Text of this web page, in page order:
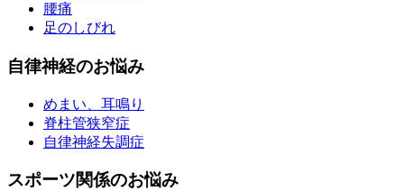
腰痛
足のしびれ
自律神経のお悩み
めまい、耳鳴り
脊柱管狭窄症
自律神経失調症
スポーツ関係のお悩み